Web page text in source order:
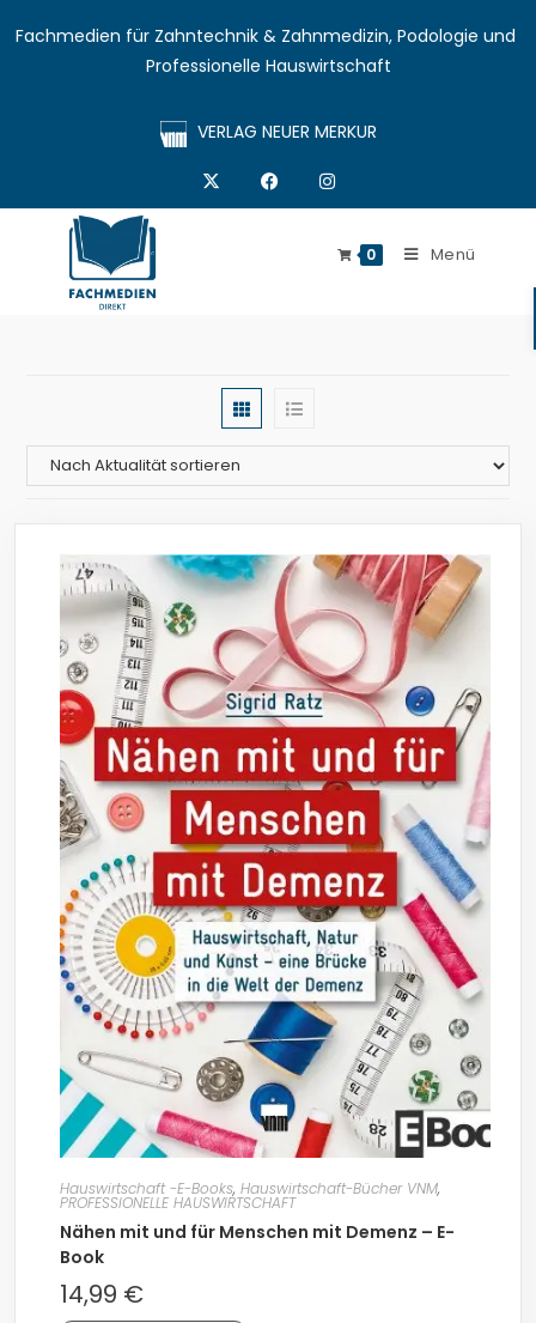
Fachmedien für Zahntechnik & Zahnmedizin, Podologie und
Professionelle Hauswirtschaft
VERLAG NEUER MERKUR
0 Menü
Hauswirtschaft -E-Books, Hauswirtschaft-Bücher VNM,
PROFESSIONELLE HAUSWIRTSCHAFT
Nähen mit und für Menschen mit Demenz – E-
Book
14,99 €